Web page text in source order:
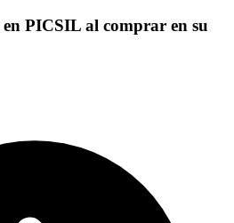
en PICSIL al comprar en su